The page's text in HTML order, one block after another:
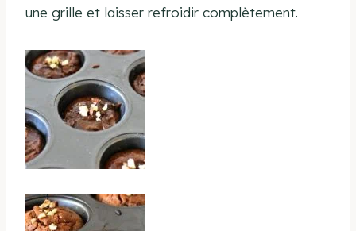
une grille et laisser refroidir complètement.